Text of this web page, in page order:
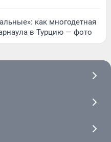
как многодетная
в Турцию — фото